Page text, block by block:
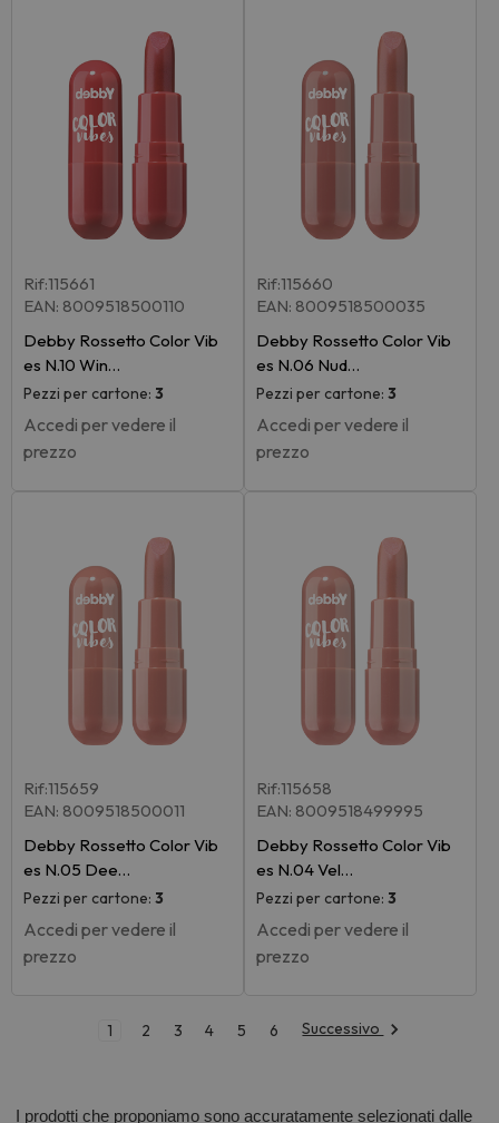
Rif:115661
EAN: 8009518500110
Debby Rossetto Color Vib
es N.10 Win…
Pezzi per cartone: 3
Accedi per vedere il
prezzo
Rif:115660
EAN: 8009518500035
Debby Rossetto Color Vib
es N.06 Nud…
Pezzi per cartone: 3
Accedi per vedere il
prezzo
Rif:115659
EAN: 8009518500011
Debby Rossetto Color Vib
es N.05 Dee…
Pezzi per cartone: 3
Accedi per vedere il
prezzo
Rif:115658
EAN: 8009518499995
Debby Rossetto Color Vib
es N.04 Vel…
Pezzi per cartone: 3
Accedi per vedere il
prezzo
1 2 3 4 5 6 Successivo
I prodotti che proponiamo sono accuratamente selezionati dalle